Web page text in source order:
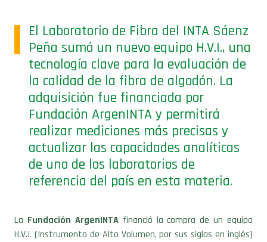
El Laboratorio de Fibra del INTA Sáenz
Peña sumó un nuevo equipo H.V.I., una
tecnología clave para la evaluación de
la calidad de la fibra de algodón. La
adquisición fue financiada por
Fundación ArgenINTA y permitirá
realizar mediciones más precisas y
actualizar las capacidades analíticas
de uno de los laboratorios de
referencia del país en esta materia.
La Fundación ArgenINTAfinanció la compra de un equipo
H.V.I. (Instrumento de Alto Volumen, por sus siglas en inglés)